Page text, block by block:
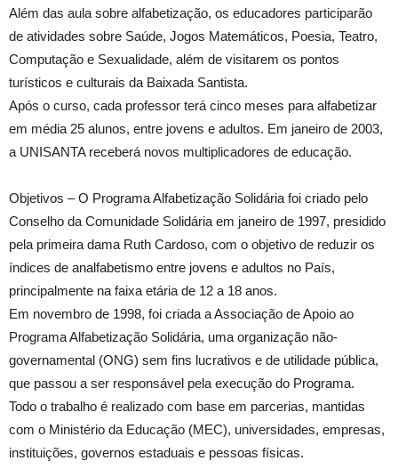
Além das aula sobre alfabetização, os educadores participarão
de atividades sobre Saúde, Jogos Matemáticos, Poesia, Teatro,
Computação e Sexualidade, além de visitarem os pontos
turísticos e culturais da Baixada Santista.
Após o curso, cada professor terá cinco meses para alfabetizar
em média 25 alunos, entre jovens e adultos. Em janeiro de 2003,
a UNISANTA receberá novos multiplicadores de educação.
Objetivos – O Programa Alfabetização Solidária foi criado pelo
Conselho da Comunidade Solidária em janeiro de 1997, presidido
pela primeira dama Ruth Cardoso, com o objetivo de reduzir os
índices de analfabetismo entre jovens e adultos no País,
principalmente na faixa etária de 12 a 18 anos.
Em novembro de 1998, foi criada a Associação de Apoio ao
Programa Alfabetização Solidária, uma organização não-
governamental (ONG) sem fins lucrativos e de utilidade pública,
que passou a ser responsável pela execução do Programa.
Todo o trabalho é realizado com base em parcerias, mantidas
com o Ministério da Educação (MEC), universidades, empresas,
instituições, governos estaduais e pessoas físicas.